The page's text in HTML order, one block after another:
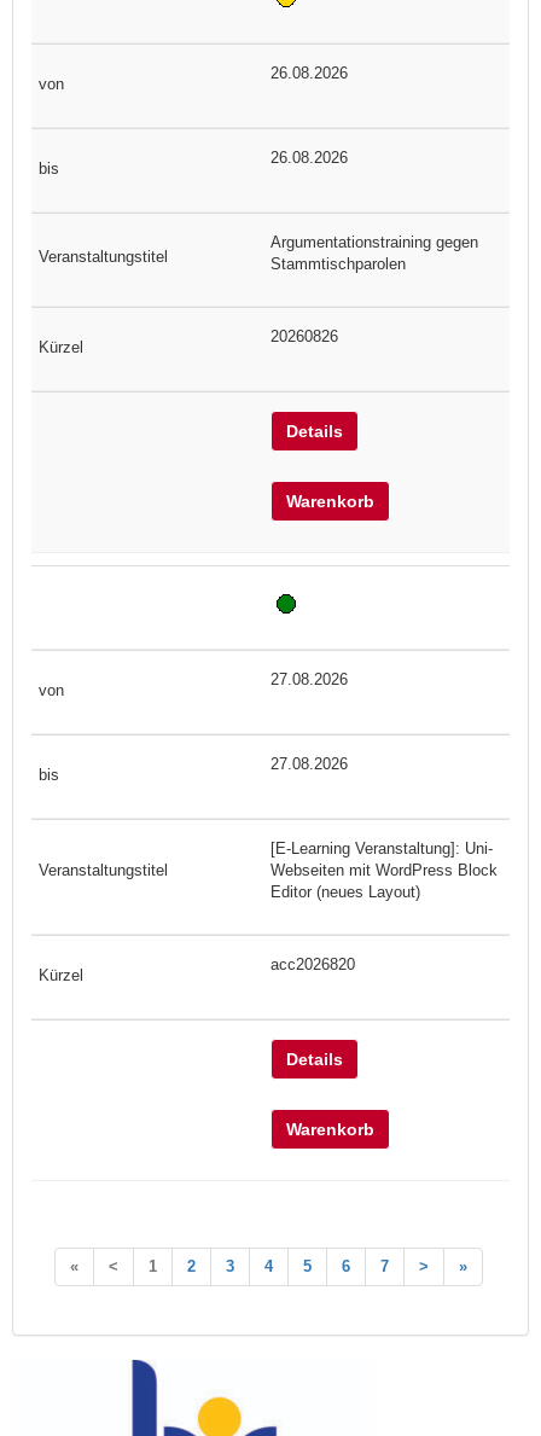
26.08.2026
26.08.2026
Argumentationstraining gegen
Stammtischparolen
20260826
Details
Warenkorb
27.08.2026
27.08.2026
[E-Learning Veranstaltung]: Uni-
Webseiten mit WordPress Block
Editor (neues Layout)
acc2026820
Details
Warenkorb
« < 1 2 3 4 5 6 7 > »